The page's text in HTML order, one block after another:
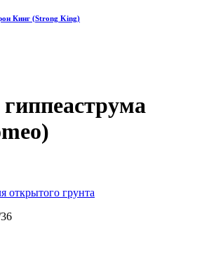
Кинг (Strong King)
открытого грунта